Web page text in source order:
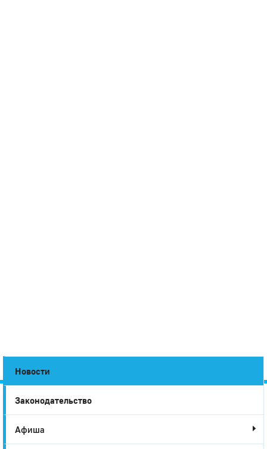
Город
Глазов
Новости
Законодательство
Афиша